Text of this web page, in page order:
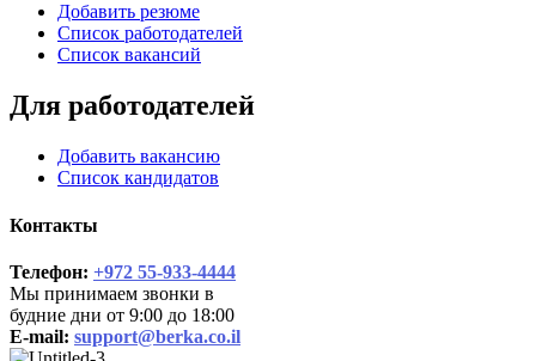
Добавить резюме
Список работодателей
Список вакансий
Для работодателей
Добавить вакансию
Список кандидатов
Контакты
Телефон: +972 55-933-4444
Мы принимаем звонки в
будние дни от 9:00 до 18:00
E-mail: support@berka.co.il